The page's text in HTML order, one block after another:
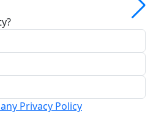
Privacy Policy